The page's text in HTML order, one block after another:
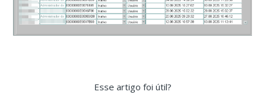
Esse artigo foi útil?